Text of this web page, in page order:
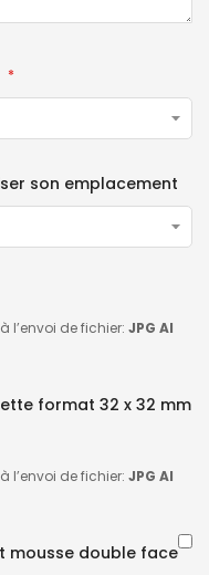
son emplacement
l’envoi de fichier: JPG AI
format 32 x 32 mm
l’envoi de fichier: JPG AI
mousse double face